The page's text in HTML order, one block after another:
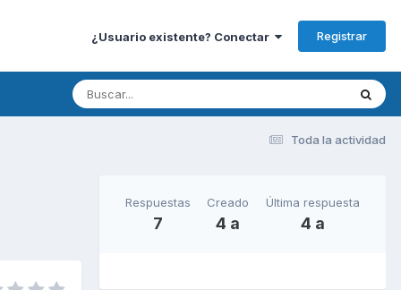
¿Usuario existente? Conectar Registrar
Toda la actividad
Respuestas
7
Creado
4 a
Última respuesta
4 a